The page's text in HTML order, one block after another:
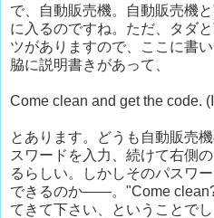
で、自動販売機。自動販売機
に入るのですね。ただ、タダ
ツがありますので、ここに書
脇に説明書きがあって、
Come clean and get the code.
とあります。どうも自動販売
スワードを入力、続けて右側
るらしい。しかしそのパスワ
できるのか——。"Come
てきて下さい、ということで